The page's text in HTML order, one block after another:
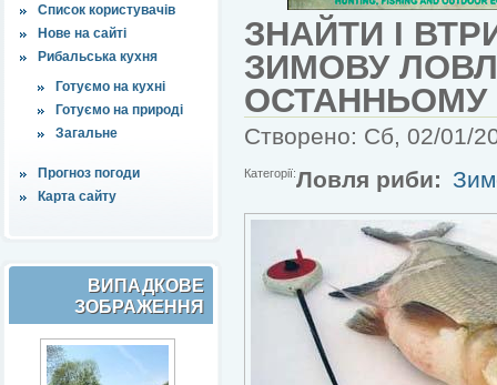
Список користувачів
Нове на сайті
Рибальська кухня
Готуємо на кухні
Готуємо на природі
Загальне
Прогноз погоди
Карта сайту
ВИПАДКОВЕ
ЗОБРАЖЕННЯ
ЗНАЙТИ І
ЗИМОВУ
ОСТАННЬОМУ
Створено: Сб, 02/01/
Категорії:Ловля риби: